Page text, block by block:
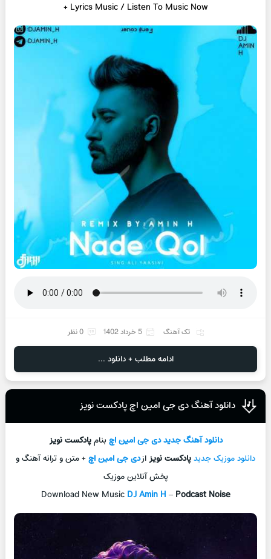
+ Lyrics Music / Listen To Music Now
تک آهنگ 5 خرداد 1402 0 نظر
ادامه مطلب + دانلود ...
دانلود آهنگ دی جی امین اچ پادکست نویز
دانلود آهنگ جدیددی جی امین اچبنامپادکست نویز
دانلود موزیک جدیدپادکست نویزازدی جی امین اچ+ متن و ترانه آهنگ و
پخش آنلاین موزیک
Download New Music DJ Amin H – Podcast Noise